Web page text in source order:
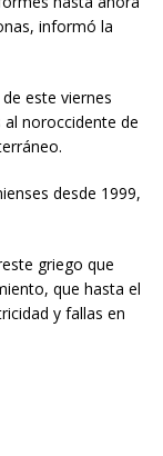
informó la
este viernes
noroccidente de
desde 1999,
griego que
que hasta el
y fallas en